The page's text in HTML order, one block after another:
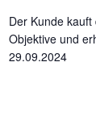
Der Kunde
Objektive und
29.09.2024